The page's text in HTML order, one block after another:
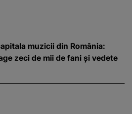
muzicii din România:
zeci de mii de fani și vedete